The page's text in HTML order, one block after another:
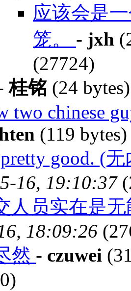
应该会是
笼。 - jxh
(27724)
桂铭 (24
two chinese
(119
good. (
16, 19:10:37
人员实在是
18:09:26
然 - czuwei